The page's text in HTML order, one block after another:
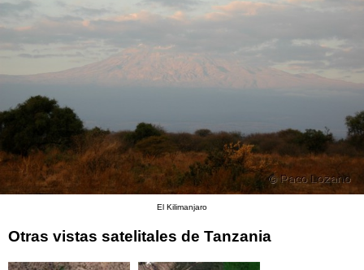
El Kilimanjaro
Otras vistas satelitales de Tanzania